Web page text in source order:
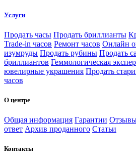
Услуги
Продать часы Продать бриллианты
Trade-in часов Ремонт часов Онлайн
изумруды Продать рубины Продать
бриллиантов Геммологическая
ювелирные украшения Продать
часов
О центре
Общая информация Гарантии
ответ Архив проданного Статьи
Контакты